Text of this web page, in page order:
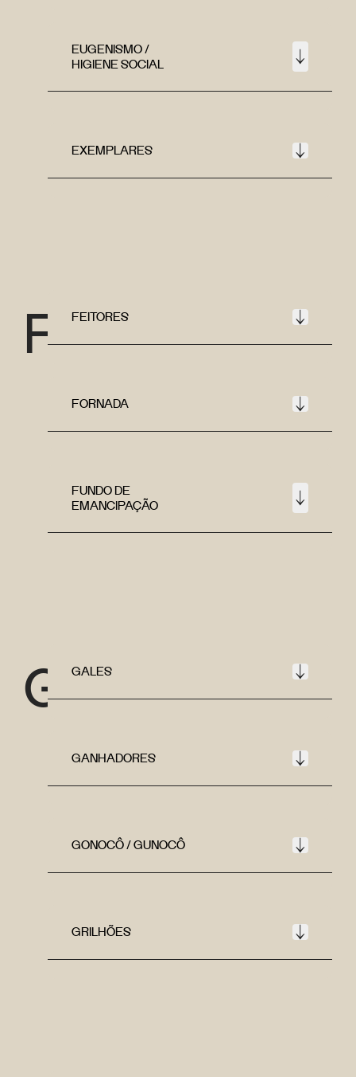
EUGENISMO /
HIGIENE SOCIAL
EXEMPLARES
F FEITORES
FORNADA
FUNDO DE
EMANCIPAÇÃO
G GALES
GANHADORES
GONOCÔ / GUNOCÔ
GRILHÕES